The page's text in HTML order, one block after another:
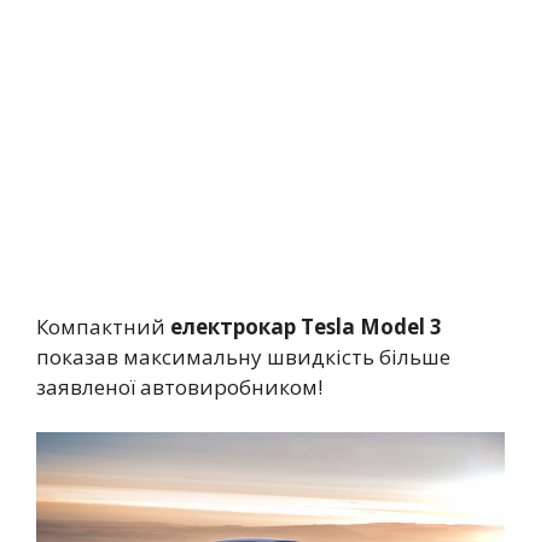
Компактний електрокар Tesla Model 3
показав максимальну швидкість більше
заявленої автовиробником!